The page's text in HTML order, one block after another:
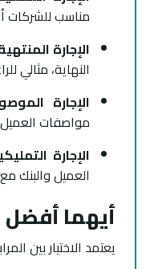
مناسب للشركات
الإجارة
النهاية، مثالي
الإجارة
مواصفات العميل
الإجارة
العميل والبنك
أيهما أفضل
يعتمد الاختيار بين